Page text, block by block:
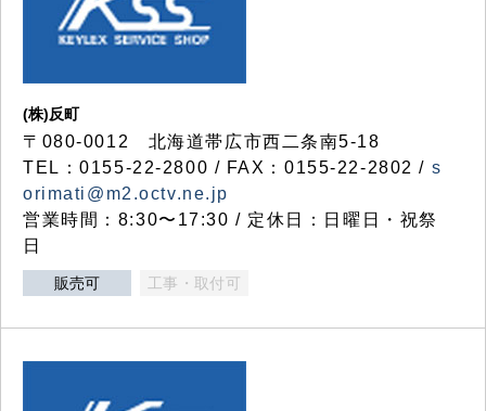
(株)反町
〒080-0012 北海道帯広市西二条南5-18
TEL：0155-22-2800 / FAX：0155-22-2802 / s
orimati@m2.octv.ne.jp
営業時間：8:30〜17:30 / 定休日：日曜日・祝祭
日
販売可 工事・取付可